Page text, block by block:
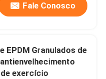
Fale Conosco
EPDM Granulados de
exercício